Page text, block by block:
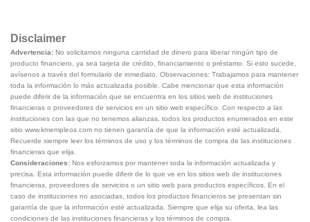
Disclaimer
Advertencia: No solicitamos ninguna cantidad de dinero para liberar ningún tipo de
producto financiero, ya sea tarjeta de crédito, financiamiento o préstamo. Si esto sucede,
avísenos a través del formulario de inmediato. Observaciones: Trabajamos para mantener
toda la información lo más actualizada posible. Cabe mencionar que esta información
puede diferir de la información que se encuentra en los sitios web de instituciones
financieras o proveedores de servicios en un sitio web específico. Con respecto a las
instituciones con las que no tenemos alianzas, todos los productos enumerados en este
sitio www.kmempleos.com no tienen garantía de que la información esté actualizada.
Recuerde siempre leer los términos de uso y los términos de compra de las instituciones
financieras que elija.
Consideraciones: Nos esforzamos por mantener toda la información actualizada y
precisa. Esta información puede diferir de lo que ve en los sitios web de instituciones
financieras, proveedores de servicios o un sitio web para productos específicos. En el
caso de instituciones no asociadas, todos los productos financieros se presentan sin
garantía de que la información esté actualizada. Siempre que elija su oferta, lea las
condiciones de las instituciones financieras y los términos de compra.